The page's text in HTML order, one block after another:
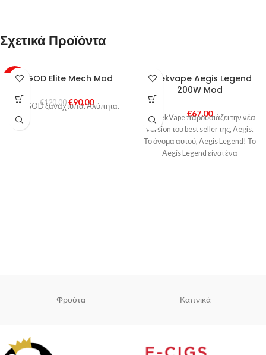
Σχετικά Προϊόντα
-25%
HOT
VGOD Elite Mech Mod
€120,00 €90,00
Η VGOD ξαναχτυπά. Αλύπητα.
SOLD
OUT
Geekvape Aegis Legend
200W Mod
€67,00
Η GeekVape παρουσιάζει την νέα
Version του best seller της, Aegis.
Το όνομα αυτού, Aegis Legend! Το
Aegis Legend είναι ένα
Φρούτα Καπνικά